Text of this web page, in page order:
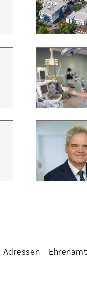
Adressen Ehrenamt